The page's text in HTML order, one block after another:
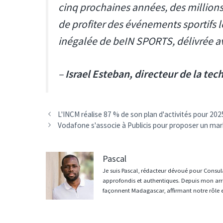
cinq prochaines années, des
de profiter des événements sportifs
inégalée de beIN SPORTS,
–Israel Esteban, directeur de la
Navigation
des
L'INCM réalise 87 % de son plan d'activités pour
Vodafone s'associe à Publicis pour proposer un
Pascal
Je suis Pascal, rédacteur dévoué pour
approfondis et authentiques. Depuis mon
façonnent Madagascar, affirmant notre rôle